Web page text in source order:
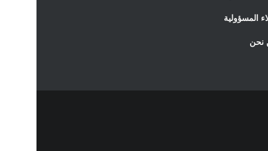
المسؤولية
نحن